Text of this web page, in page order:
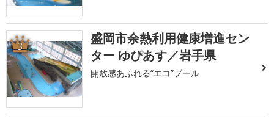
3
盛岡市余熱利用健康増進セン
ター ゆぴあす／岩手県
開放感あふれる“エコ”プール